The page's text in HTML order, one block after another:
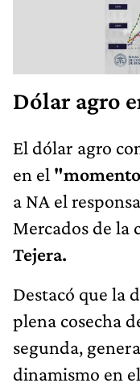
Dólar agro
El dólar agro
en el
a NA el
Mercados de la
Tejera.
Destacó que la
plena cosecha
segunda,
dinamismo en